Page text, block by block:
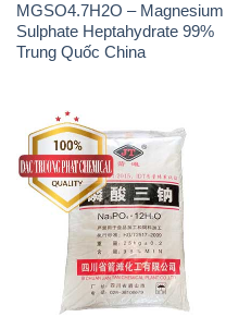
MGSO4.7H2O – Magnesium
Sulphate Heptahydrate 99%
Trung Quốc China